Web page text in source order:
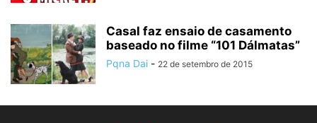
Casal faz ensaio de casamento
baseado no filme “101 Dálmatas”
Pqna Dai - 22 de setembro de 2015